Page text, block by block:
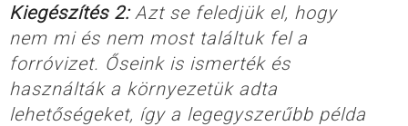
Kiegészítés 2:Azt se feledjük el, hogy
nem mi és nem most találtuk fel a
forróvizet. Őseink is ismerték és
használták a környezetük adta
lehetőségeket, így a legegyszerűbb példa